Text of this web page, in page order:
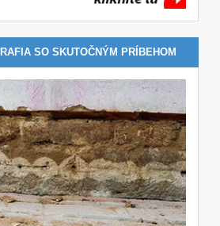
SO SKUTOČNÝM PRÍBEHOM